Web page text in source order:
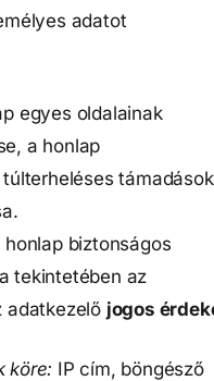
adatot
egyes oldalainak
a honlap
támadások
honlap biztonságos
tekintetében az
adatkezelő jogos
köre: IP cím, böngésző